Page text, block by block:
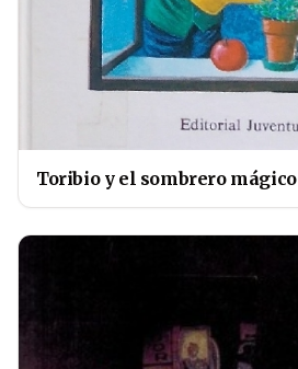
Toribio y el sombrero mágico